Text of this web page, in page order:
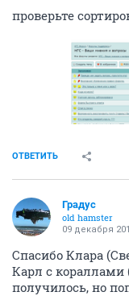
проверьте
ОТВЕТИТЬ
Градус
old hamster
09 декабря
Спасибо Клара
Карл с кораллами
получилось, но